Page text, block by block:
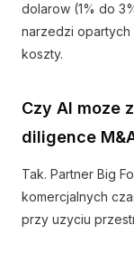
dolarow (1% do
narzedzi opartych
koszty.
Czy AI moze
diligence
Tak. Partner Big
komercjalnych
przy uzyciu